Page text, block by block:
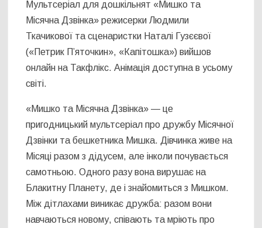
Мультсеріал для дошкільнят «Мишко та
Місячна Дзвінка» режисерки Людмили
Ткачикової та сценаристки Наталі Гузєєвої
(«Петрик П’яточкин», «Капітошка») вийшов
онлайн на Такфлікс. Анімація доступна в усьому
світі.
«Мишко та Місячна Дзвінка» — це
пригодницький мультсеріал про дружбу Місячної
Дзвінки та бешкетника Мишка. Дівчинка живе на
Місяці разом з дідусем, але інколи почувається
самотньою. Одного разу вона вирушає на
Блакитну Планету, де і знайомиться з Мишком.
Між дітлахами виникає дружба: разом вони
навчаються новому, співають та мріють про